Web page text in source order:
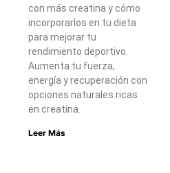
con más creatina y cómo
incorporarlos en tu dieta
para mejorar tu
rendimiento deportivo.
Aumenta tu fuerza,
energía y recuperación con
opciones naturales ricas
en creatina.
Leer Más